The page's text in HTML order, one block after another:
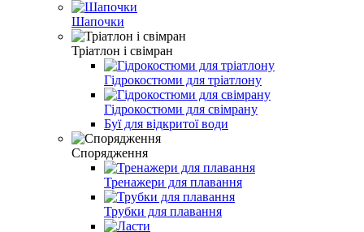
Шапочки
Тріатлон і свімран
Гідрокостюми для тріатлону
Гідрокостюми для свімрану
Буї для відкритої води
Спорядження
Тренажери для плавання
Трубки для плавання